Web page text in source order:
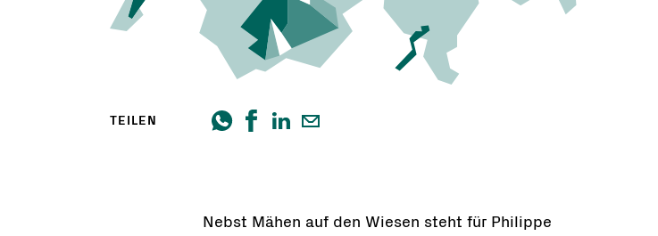
TEILEN
Nebst Mähen auf den Wiesen steht für Philippe